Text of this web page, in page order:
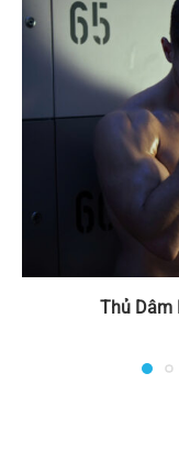
Thủ Dâm